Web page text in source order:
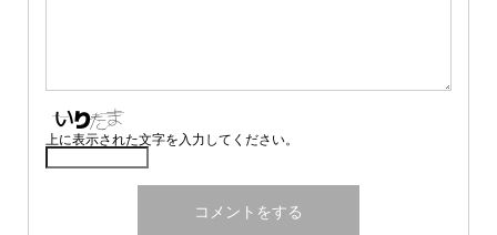
上に表示された文字を入力してください。